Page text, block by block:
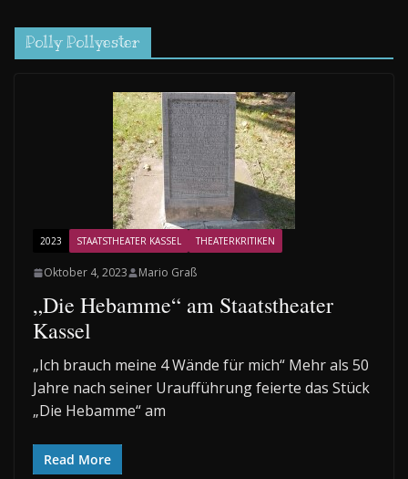
Polly Pollyester
2023 STAATSTHEATER KASSEL THEATERKRITIKEN
Oktober 4, 2023 Mario Graß
„Die Hebamme“ am Staatstheater
Kassel
„Ich brauch meine 4 Wände für mich“ Mehr als 50
Jahre nach seiner Uraufführung feierte das Stück
„Die Hebamme“ am
Read More